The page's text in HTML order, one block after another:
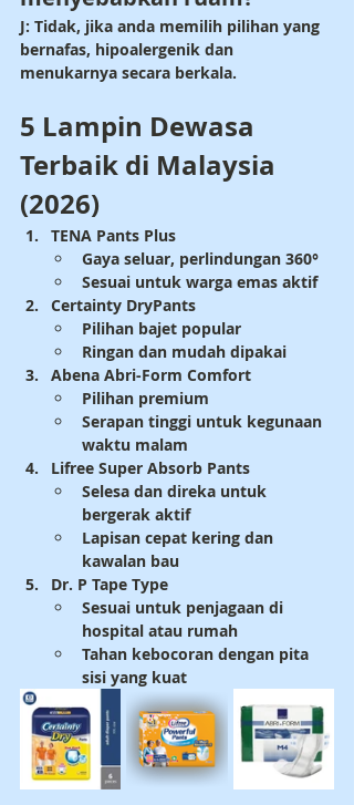
J: Tidak, jika anda memilih pilihan yang
bernafas, hipoalergenik dan
menukarnya secara berkala.
5 Lampin Dewasa
Terbaik di Malaysia
(2026)
TENA Pants Plus
Gaya seluar, perlindungan 360°
Sesuai untuk warga emas aktif
Certainty DryPants
Pilihan bajet popular
Ringan dan mudah dipakai
Abena Abri-Form Comfort
Pilihan premium
Serapan tinggi untuk kegunaan
waktu malam
Lifree Super Absorb Pants
Selesa dan direka untuk
bergerak aktif
Lapisan cepat kering dan
kawalan bau
Dr. P Tape Type
Sesuai untuk penjagaan di
hospital atau rumah
Tahan kebocoran dengan pita
sisi yang kuat